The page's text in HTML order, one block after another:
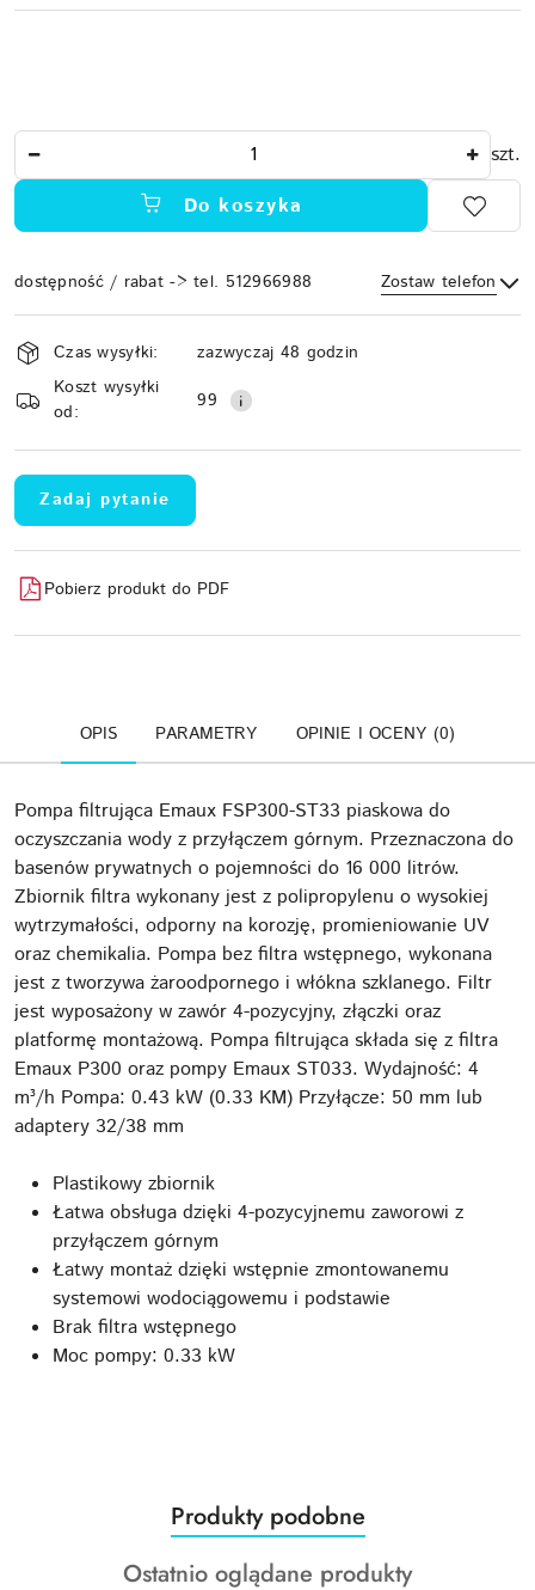
szt.
Do koszyka
dostępność / rabat -> tel. 512966988 Zostaw telefon
Wyślij
Dostępność
i
dostawa
Czas wysyłki:
zazwyczaj 48 godzin
Koszt wysyłki
od:
99
Zadaj pytanie
Pobierz produkt do PDF
OPIS PARAMETRY OPINIE I OCENY (0)
Pompa filtrująca Emaux FSP300-ST33 piaskowa do
oczyszczania wody z przyłączem górnym. Przeznaczona do
basenów prywatnych o pojemności do 16 000 litrów.
Zbiornik filtra wykonany jest z polipropylenu o wysokiej
wytrzymałości, odporny na korozję, promieniowanie UV
oraz chemikalia. Pompa bez filtra wstępnego, wykonana
jest z tworzywa żaroodpornego i włókna szklanego. Filtr
jest wyposażony w zawór 4-pozycyjny, złączki oraz
platformę montażową. Pompa filtrująca składa się z filtra
Emaux P300 oraz pompy Emaux ST033. Wydajność: 4
m³/h Pompa: 0.43 kW (0.33 KM) Przyłącze: 50 mm lub
adaptery 32/38 mm
Plastikowy zbiornik
Łatwa obsługa dzięki 4-pozycyjnemu zaworowi z
przyłączem górnym
Łatwy montaż dzięki wstępnie zmontowanemu
systemowi wodociągowemu i podstawie
Brak filtra wstępnego
Moc pompy: 0.33 kW
Pomiń karuzelę produktów
Produkty
o
statusie:
Produkty podobne
Produkty
Ostatnio oglądane produkty